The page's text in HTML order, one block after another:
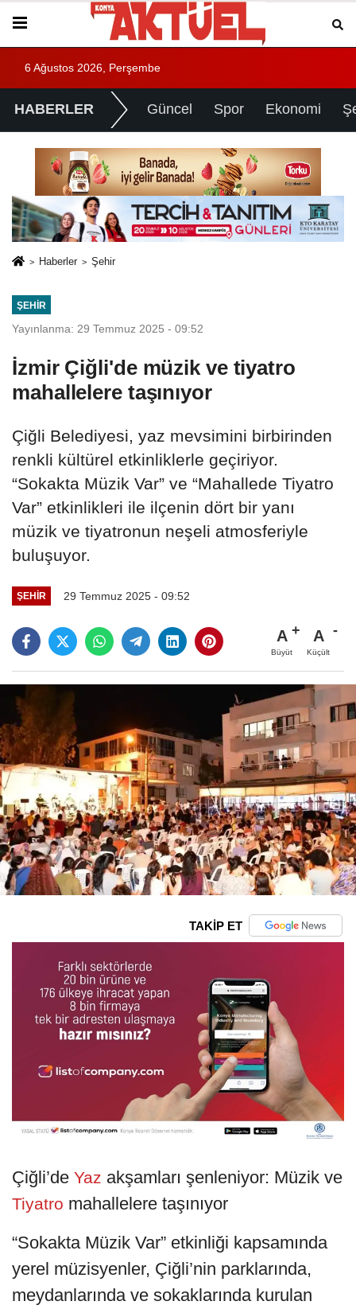
6 Ağustos 2026, Perşembe
HABERLER Güncel Spor Ekonomi
Haberler Şehir
ŞEHIR
Yayınlanma: 29 Temmuz 2025 - 09:52
İzmir Çiğli'de müzik ve tiyatro
mahallelere taşınıyor
Çiğli Belediyesi, yaz mevsimini birbirinden
renkli kültürel etkinliklerle geçiriyor.
“Sokakta Müzik Var” ve “Mahallede Tiyatro
Var” etkinlikleri ile ilçenin dört bir yanı
müzik ve tiyatronun neşeli atmosferiyle
buluşuyor.
ŞEHIR 29 Temmuz 2025 - 09:52
A
Büyüt
A
Küçült
TAKİP ET
Çiğli’de Yaz akşamları şenleniyor: Müzik ve
Tiyatro mahallelere taşınıyor
“Sokakta Müzik Var” etkinliği kapsamında
yerel müzisyenler, Çiğli’nin parklarında,
meydanlarında ve sokaklarında kurulan